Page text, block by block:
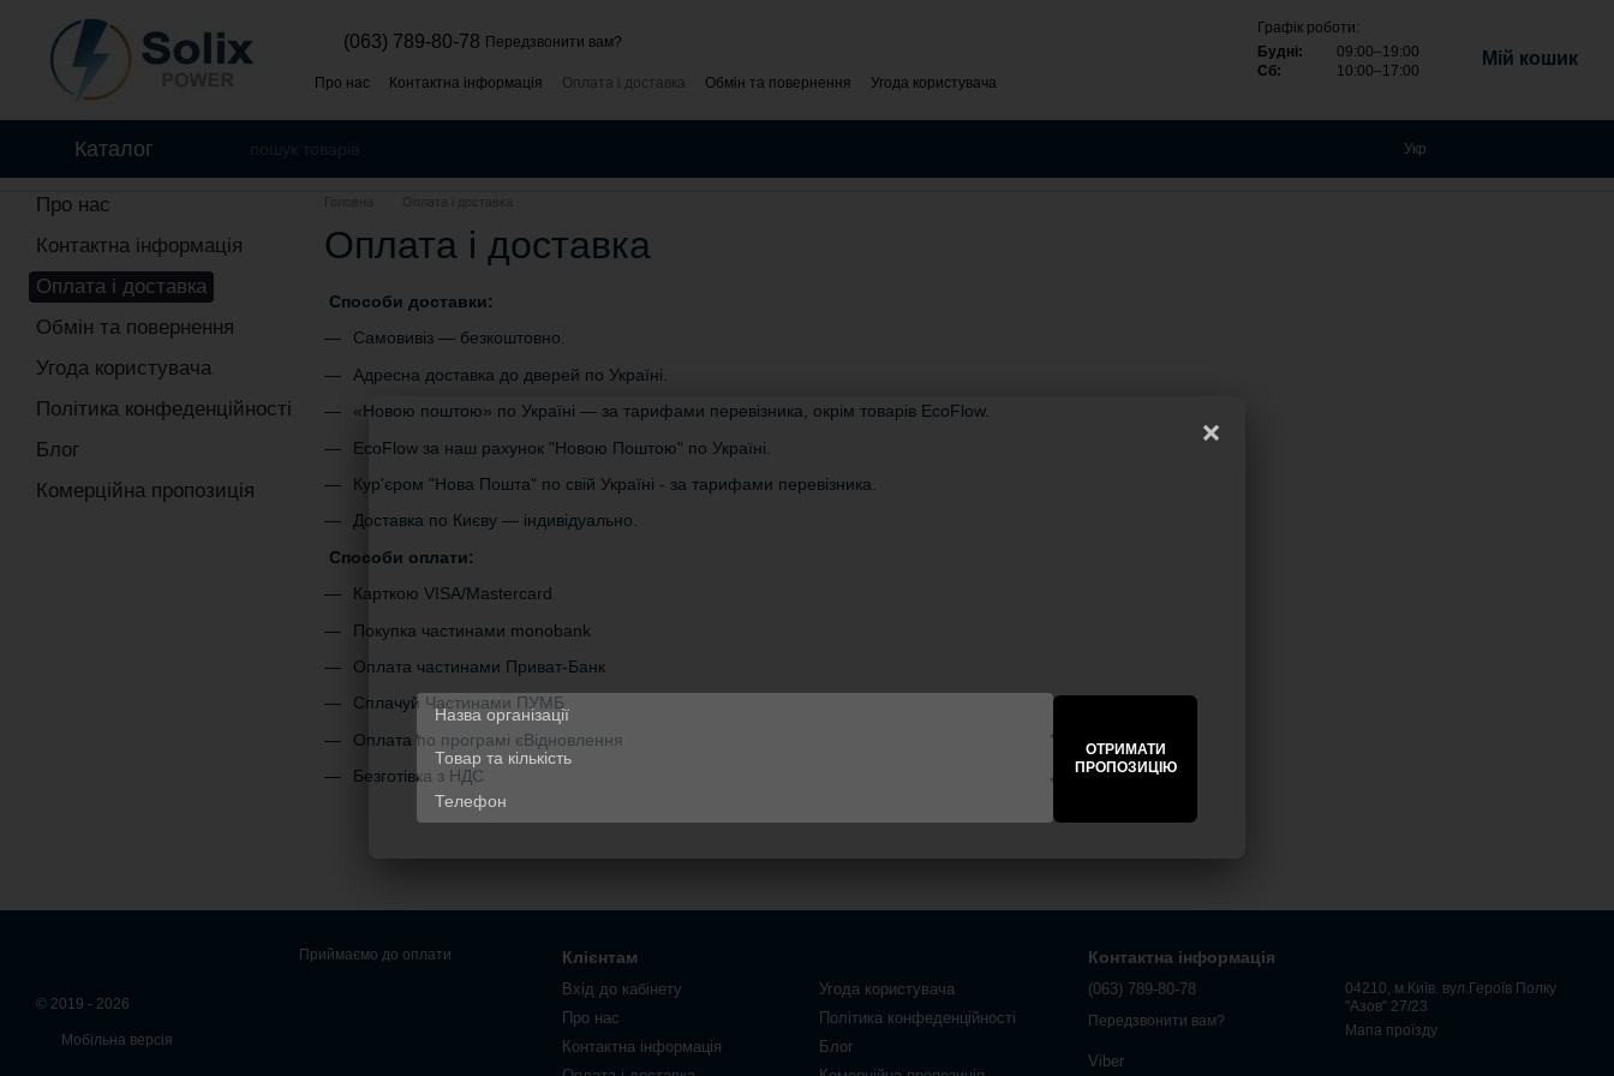
Перейти до основного контенту
(063) 789-80-78 Передзвонити вам?
Про нас Контактна інформація Оплата і доставка Обмін та повернення
Угода користувача
Графік роботи:
Будні:
09:00–19:00
Сб:
10:00–17:00
Мій кошик
Каталог Укр
Оплата і доставка
Оплата і доставка
Способи доставки:
Самовивіз — безкоштовно.
Адресна доставка до дверей по Україні.
«Новою поштою» по Україні — за тарифами перевізника, окрім товарів EcoFlow.
EcoFlow за наш рахунок "Новою Поштою" по Україні.
Кур'єром "Нова Пошта" по свій Україні - за тарифами перевізника.
Доставка по Києву — індивідуально.
Способи оплати:
Карткою VISA/Mastercard
Покупка частинами monobank
Оплата частинами Приват-Банк
Сплачуй Частинами ПУМБ
Оплата по програмі єВідновлення
Безготівка з НДС
Про нас
Контактна інформація
Оплата і доставка
Обмін та повернення
Угода користувача
Політика конфеденційності
Блог
Комерційна пропозиція
© 2019 - 2026
Мобільна версія
Приймаємо до оплати Клієнтам
Вхід до кабінету
Про нас
Контактна інформація
Угода користувача
Політика конфеденційності
Блог
Контактна інформація
(063) 789-80-78
Передзвонити вам?
Viber
04210, м.Київ. вул.Героїв Полку
"Азов" 27/23
Мапа проїзду
×
ОТРИМАТИ
ПРОПОЗИЦІЮ